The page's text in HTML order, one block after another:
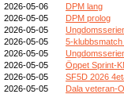
2026-05-06
DPM lang
2026-05-05
DPM prolog
2026-05-05
2026-05-05
5-klubbsmatch
2026-05-05
2026-05-05
Öppet Sprint-
2026-05-05
SF5D 2026
2026-05-05
Dala veteran-